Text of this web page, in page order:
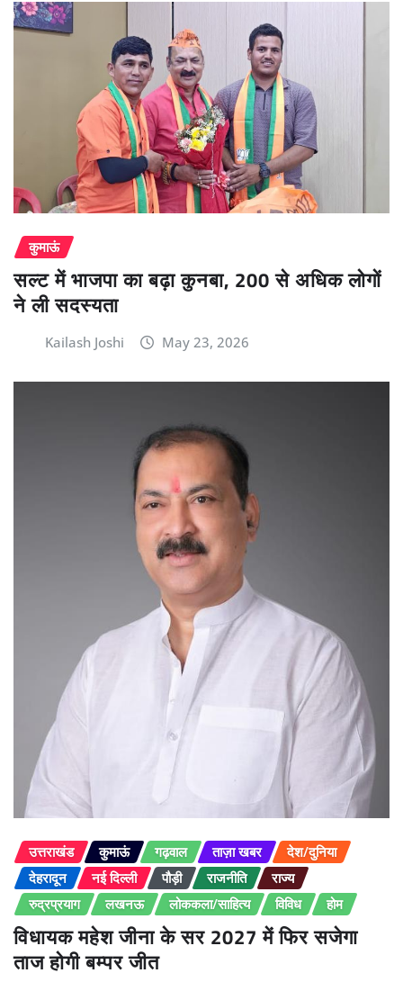
कुमाऊं
सल्ट में भाजपा का बढ़ा कुनबा, 200 से अधिक लोगों
ने ली सदस्यता
Kailash Joshi May 23, 2026
उत्तराखंड कुमाऊं गढ़वाल ताज़ा खबर
देश/दुनिया
देहरादून
नई दिल्ली पौड़ी राजनीति
राज्य
रुद्रप्रयाग
लखनऊ लोककला/साहित्य विविध होम
विधायक महेश जीना के सर 2027 में फिर सजेगा
ताज होगी बम्पर जीत